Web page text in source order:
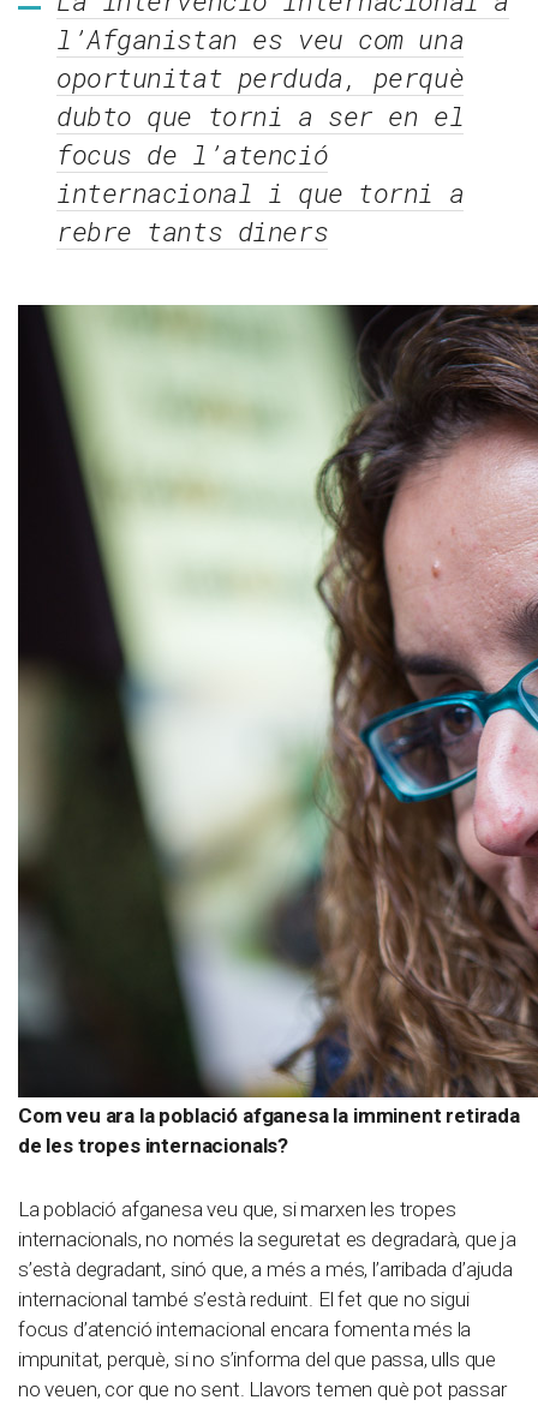
l’Afganistan es veu com una
oportunitat perduda, perquè
dubto que torni a ser en el
focus de l’atenció
internacional i que torni a
rebre tants diners
Com veu ara la població afganesa la imminent retirada
de les tropes internacionals?
La població afganesa veu que, si marxen les tropes
internacionals, no només la seguretat es degradarà, que ja
s’està degradant, sinó que, a més a més, l’arribada d’ajuda
internacional també s’està reduint. El fet que no sigui
focus d’atenció internacional encara fomenta més la
impunitat, perquè, si no s’informa del que passa, ulls que
no veuen, cor que no sent. Llavors temen què pot passar